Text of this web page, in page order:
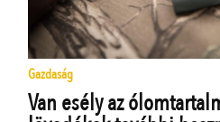
Gazdaság
Van esély az